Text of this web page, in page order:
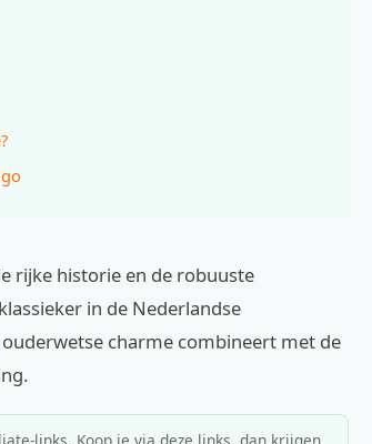
rijke historie en de robuuste
in de Nederlandse
charme combineert met de